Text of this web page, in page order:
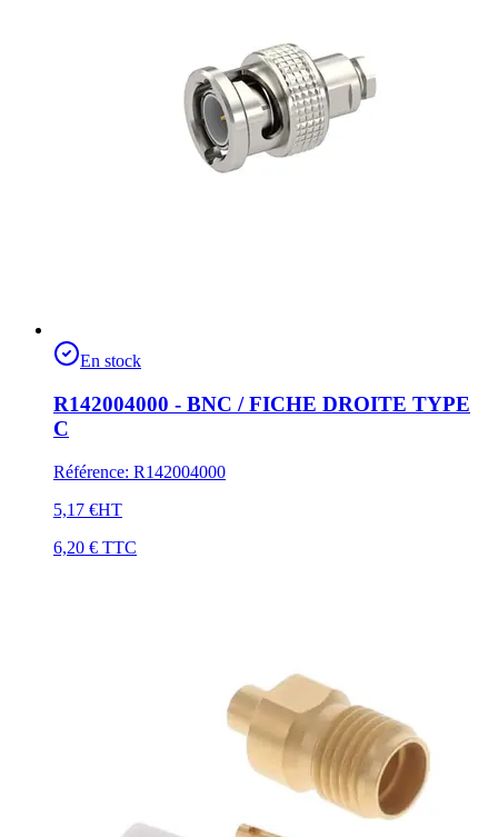
En stock
R142004000 - BNC / FICHE DROITE TYPE
C
Référence: R142004000
5,17 €HT
6,20 € TTC